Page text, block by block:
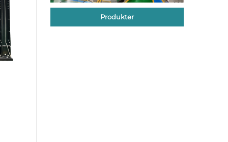
Produkter